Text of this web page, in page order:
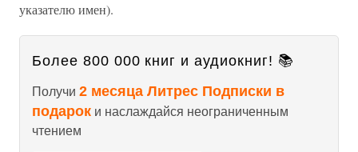
указателю имен).
Более 800 000 книг и аудиокниг! 📚
Получи 2 месяца Литрес Подписки в
подарок и наслаждайся неограниченным
чтением